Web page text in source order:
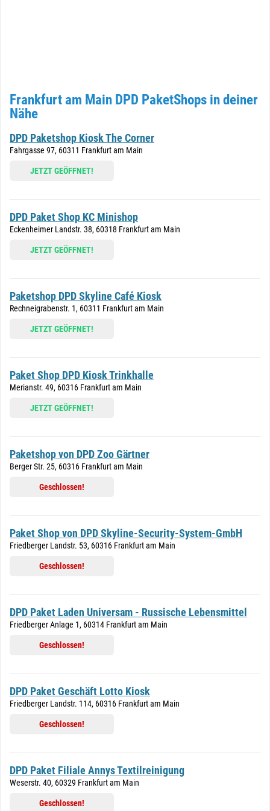
Frankfurt am Main DPD PaketShops in deiner
Nähe
DPD Paketshop Kiosk The Corner
Fahrgasse 97, 60311 Frankfurt am Main
JETZT GEÖFFNET!
DPD Paket Shop KC Minishop
Eckenheimer Landstr. 38, 60318 Frankfurt am Main
JETZT GEÖFFNET!
Paketshop DPD Skyline Café Kiosk
Rechneigrabenstr. 1, 60311 Frankfurt am Main
JETZT GEÖFFNET!
Paket Shop DPD Kiosk Trinkhalle
Merianstr. 49, 60316 Frankfurt am Main
JETZT GEÖFFNET!
Paketshop von DPD Zoo Gärtner
Berger Str. 25, 60316 Frankfurt am Main
Geschlossen!
Paket Shop von DPD Skyline-Security-System-GmbH
Friedberger Landstr. 53, 60316 Frankfurt am Main
Geschlossen!
DPD Paket Laden Universam - Russische Lebensmittel
Friedberger Anlage 1, 60314 Frankfurt am Main
Geschlossen!
DPD Paket Geschäft Lotto Kiosk
Friedberger Landstr. 114, 60316 Frankfurt am Main
Geschlossen!
DPD Paket Filiale Annys Textilreinigung
Weserstr. 40, 60329 Frankfurt am Main
Geschlossen!